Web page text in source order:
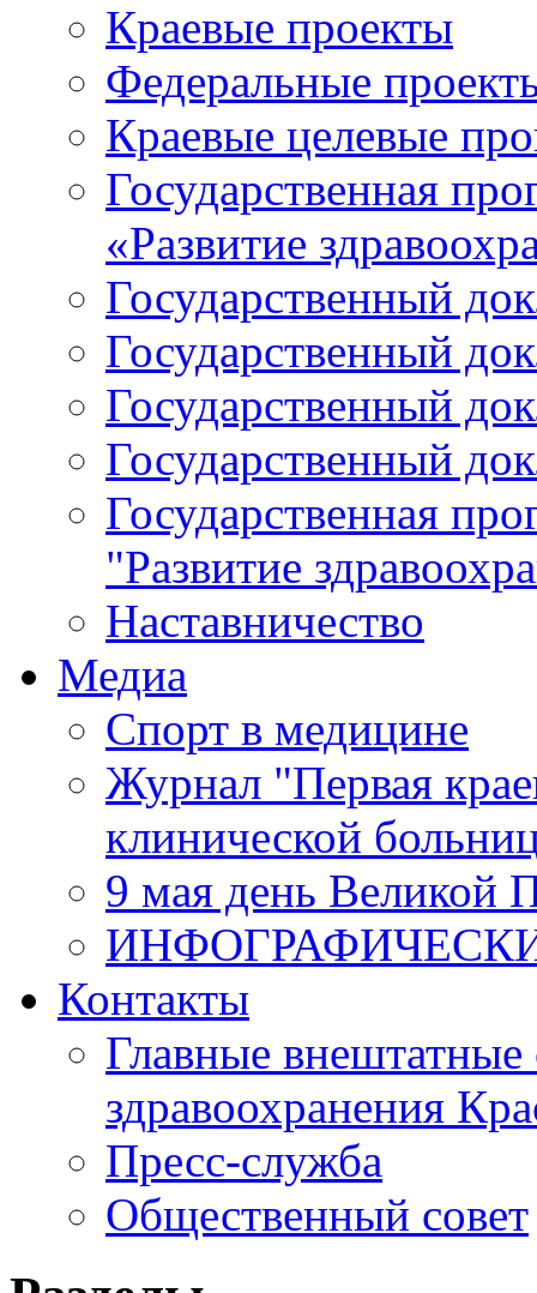
Краевые проекты
Федеральные
Краевые целевые
Государственная
«Развитие
Государственный
Государственный
Государственный
Государственный
Государственная
"Развитие
Наставничество
Медиа
Спорт в медицине
Журнал "Первая
клинической
9 мая день Великой
Контакты
Главные внештатные
здравоохранения
Пресс-служба
Общественный совет